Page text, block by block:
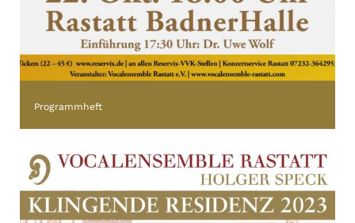
Programmheft